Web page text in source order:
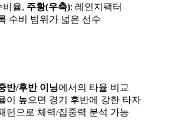
비율, 주황(우축): 레인지팩터
수비 범위가 넓은 선수
반/후반 이닝에서의 타율 비교
이 높으면 경기 후반에 강한 타자
턴으로 체력/집중력 분석 가능